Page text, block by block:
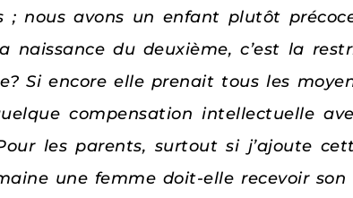
; nous avons un enfant plutôt
naissance du deuxième, c’est la
Si encore elle prenait tous les
compensation intellectuelle
les parents, surtout si j’ajoute
une femme doit-elle recevoir